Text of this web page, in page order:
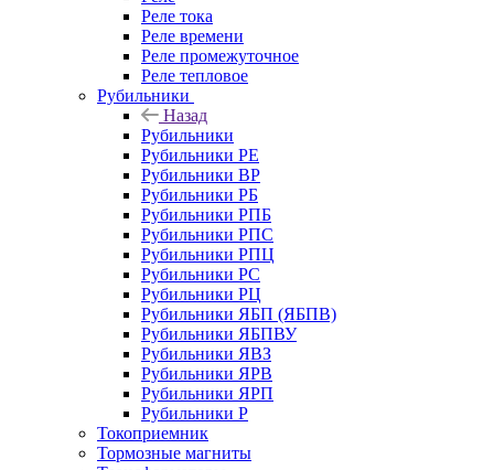
Реле тока
Реле времени
Реле промежуточное
Реле тепловое
Рубильники
Назад
Рубильники
Рубильники РЕ
Рубильники ВР
Рубильники РБ
Рубильники РПБ
Рубильники РПС
Рубильники РПЦ
Рубильники РС
Рубильники РЦ
Рубильники ЯБП (ЯБПВ)
Рубильники ЯБПВУ
Рубильники ЯВЗ
Рубильники ЯРВ
Рубильники ЯРП
Рубильники Р
Токоприемник
Тормозные магниты